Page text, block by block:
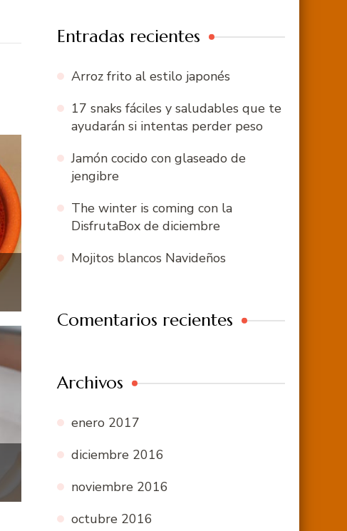
Entradas recientes
Arroz frito al estilo japonés
17 snaks fáciles y saludables que te
ayudarán si intentas perder peso
Jamón cocido con glaseado de
jengibre
The winter is coming con la
DisfrutaBox de diciembre
Mojitos blancos Navideños
Comentarios recientes
Archivos
enero 2017
diciembre 2016
noviembre 2016
octubre 2016